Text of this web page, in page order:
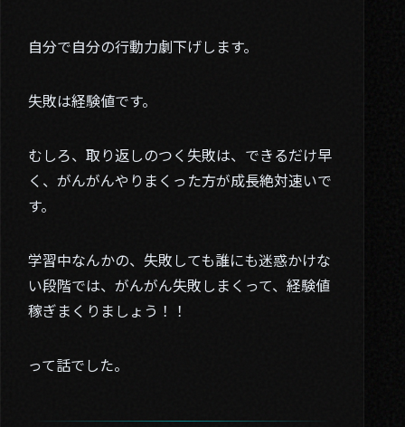
自分で自分の行動力劇下げします。
失敗は経験値です。
むしろ、取り返しのつく失敗は、できるだけ早
く、がんがんやりまくった方が成長絶対速いで
す。
学習中なんかの、失敗しても誰にも迷惑かけな
い段階では、がんがん失敗しまくって、経験値
稼ぎまくりましょう！！
って話でした。